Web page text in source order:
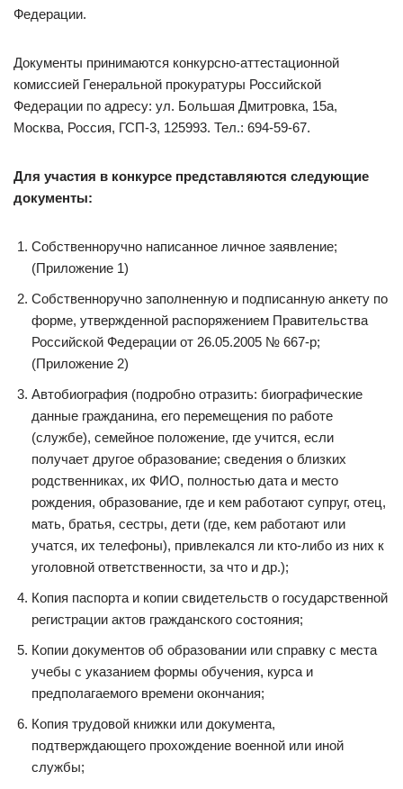
Федерации.
Документы принимаются конкурсно-аттестационной
комиссией Генеральной прокуратуры Российской
Федерации по адресу: ул. Большая Дмитровка, 15а,
Москва, Россия, ГСП-3, 125993. Тел.: 694-59-67.
Для участия в конкурсе представляются следующие
документы:
Собственноручно написанное личное заявление;
(Приложение 1)
Собственноручно заполненную и подписанную анкету по
форме, утвержденной распоряжением Правительства
Российской Федерации от 26.05.2005 № 667-р;
(Приложение 2)
Автобиография (подробно отразить: биографические
данные гражданина, его перемещения по работе
(службе), семейное положение, где учится, если
получает другое образование; сведения о близких
родственниках, их ФИО, полностью дата и место
рождения, образование, где и кем работают супруг, отец,
мать, братья, сестры, дети (где, кем работают или
учатся, их телефоны), привлекался ли кто-либо из них к
уголовной ответственности, за что и др.);
Копия паспорта и копии свидетельств о государственной
регистрации актов гражданского состояния;
Копии документов об образовании или справку с места
учебы с указанием формы обучения, курса и
предполагаемого времени окончания;
Копия трудовой книжки или документа,
подтверждающего прохождение военной или иной
службы;